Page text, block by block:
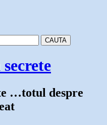
…totul despre